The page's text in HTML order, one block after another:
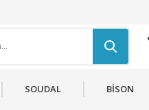
SOUDAL BİSON